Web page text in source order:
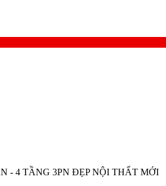
- 4 TẦNG 3PN ĐẸP NỘI THẤT MỚI